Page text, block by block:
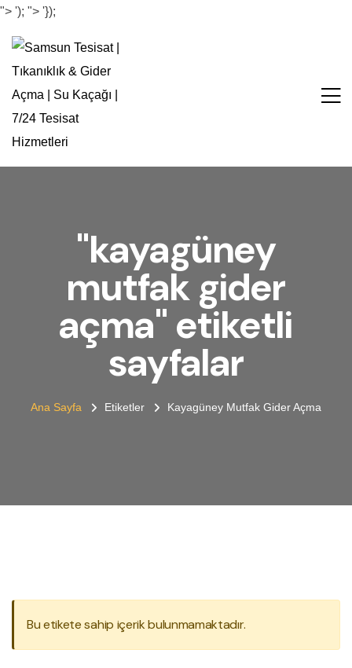
"> '); "> '});
"kayagüney
mutfak gider
açma" etiketli
sayfalar
Ana Sayfa Etiketler Kayagüney Mutfak Gider Açma
Bu etikete sahip içerik bulunmamaktadır.